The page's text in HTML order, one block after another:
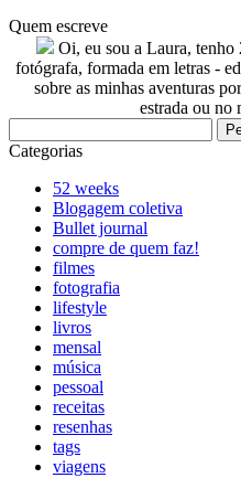
Quem escreve
Oi, eu sou a Laura, tenho
fotógrafa, formada em letras -
sobre as minhas aventuras
estrada ou no
por:
Categorias
52 weeks
Blogagem coletiva
Bullet journal
compre de quem faz!
filmes
fotografia
lifestyle
livros
mensal
música
pessoal
receitas
resenhas
tags
viagens